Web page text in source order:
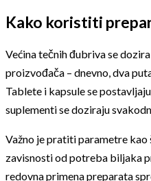
Kako koristiti
Većina tečnih đubriva se
proizvođača – dnevno, dva
Tablete i kapsule se
suplementi se doziraju
Važno je pratiti parametre kao
zavisnosti od potreba biljaka
redovna primena preparata